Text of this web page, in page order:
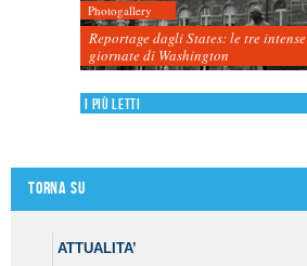
Photogallery
Reportage dagli States: le tre intense
giornate di Washington
I più letti
Torna su
ATTUALITA’